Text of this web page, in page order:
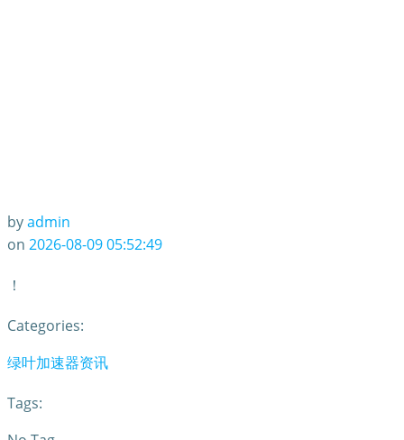
byadmin
on 2026-08-09 05:52:49
！
Categories:
绿叶加速器资讯
Tags: